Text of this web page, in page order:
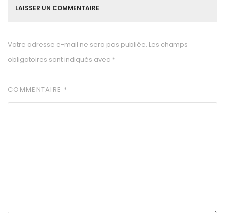
LAISSER UN COMMENTAIRE
Votre adresse e-mail ne sera pas publiée. Les champs
obligatoires sont indiqués avec *
COMMENTAIRE *